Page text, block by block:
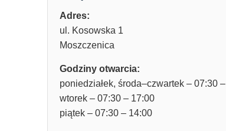
Adres:
ul. Kosowska 1
Moszczenica
Godziny otwarcia:
poniedziałek, środa–czwartek – 07:30
wtorek – 07:30 – 17:00
piątek – 07:30 – 14:00